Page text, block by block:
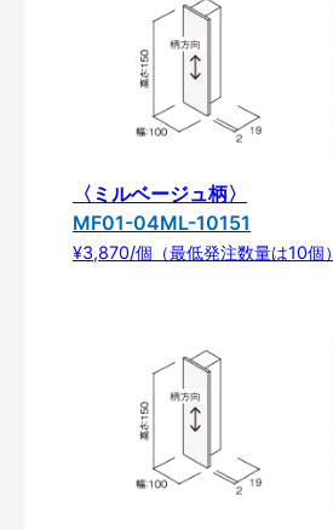
〈ミルベージュ柄〉
MF01-04ML-10151
¥3,870/個（最低発注数量は10個）